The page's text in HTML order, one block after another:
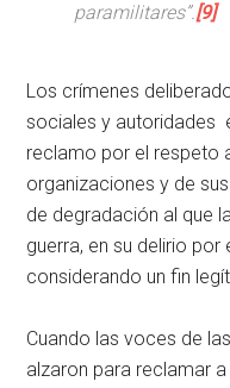
paramilitares”.[9]
Los crímenes
sociales y autoridades
reclamo por el respeto
organizaciones y de
de degradación al que
guerra, en su delirio
considerando un fin
Cuando las voces de
alzaron para reclamar